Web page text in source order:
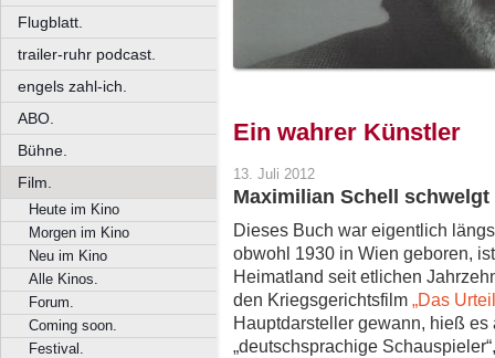
Flugblatt.
trailer-ruhr podcast.
engels zahl-ich.
ABO.
Bühne.
Film.
Heute im Kino
Morgen im Kino
Neu im Kino
Alle Kinos.
Forum.
Coming soon.
Festival.
Ein wahrer Künstler
13. Juli 2012
Maximilian Schell
Dieses Buch war eigentlich
obwohl 1930 in Wien geboren,
Heimatland seit etlichen
den Kriegsgerichtsfilm „Das
Hauptdarsteller gewann, hieß es
„deutschsprachige